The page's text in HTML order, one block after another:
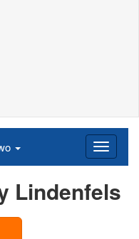
Lindenfels